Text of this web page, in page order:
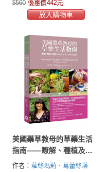
$560 優惠價442元
放入購物車
美國藥草教母的草藥生活
指南——瞭解、種植及使
用33種廚房香料及常見植
作者： 蘿絲瑪莉．葛蕾絲塔